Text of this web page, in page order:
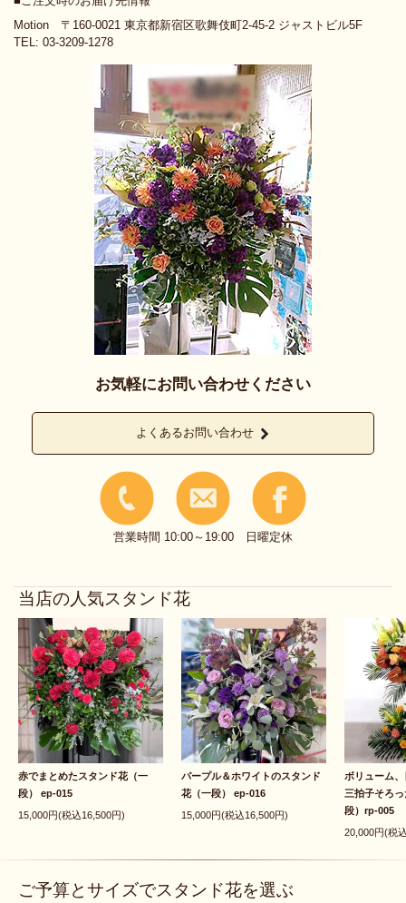
Motion 〒160-0021 東京都新宿区歌舞伎町2-45-2 ジャストビル5F
TEL: 03-3209-1278
お気軽にお問い合わせください
よくあるお問い合わせ
営業時間 10:00～19:00 日曜定休
当店の人気スタンド花
赤でまとめたスタンド花（一
段） ep-015
15,000円(税込16,500円)
パープル＆ホワイトのスタンド
花（一段） ep-016
15,000円(税込16,500円)
ボリューム
三拍子そろ
段）rp-005
20,000円(税
ご予算とサイズでスタンド花を選ぶ